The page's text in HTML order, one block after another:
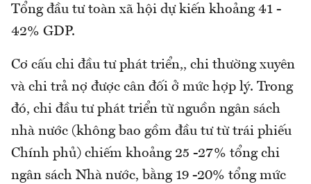
Tổng đầu tư toàn xã hội dự kiến khoảng 41 -
42% GDP.
Cơ cấu chi đầu tư phát triển,, chi thường xuyên
và chi trả nợ được cân đối ở mức hợp lý. Trong
đó, chi đầu tư phát triển từ nguồn ngân sách
nhà nước (không bao gồm đầu tư từ trái phiếu
Chính phủ) chiếm khoảng 25 -27% tổng chi
ngân sách Nhà nước, bằng 19 -20% tổng mức